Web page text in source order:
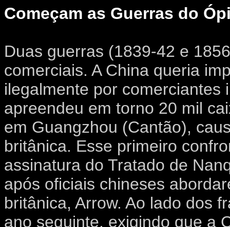
Começam as Guerras do
Duas guerras (1839-42 e
comerciais. A China queria
ilegalmente por comerciantes
apreendeu em torno 20 mil
em Guangzhou (Cantão),
britânica. Esse primeiro
assinatura do Tratado de
após oficiais chineses
britânica, Arrow. Ao lado dos
ano seguinte, exigindo que a